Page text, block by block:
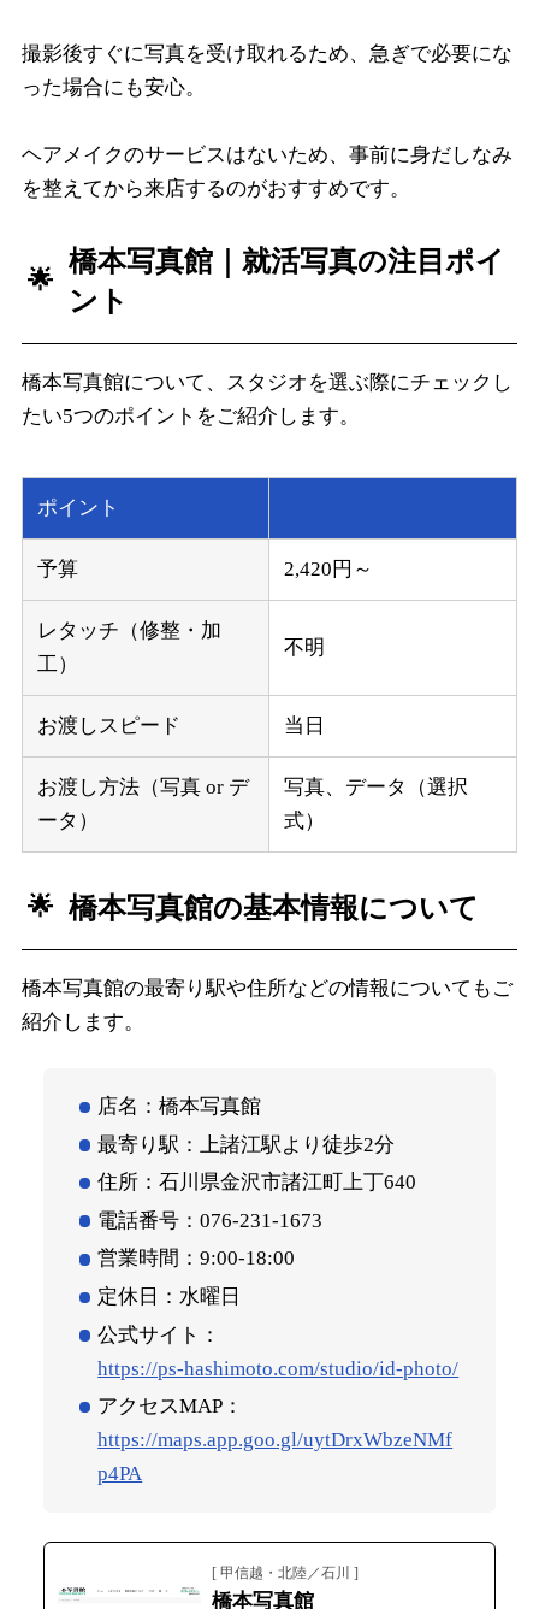
撮影後すぐに写真を受け取れるため、急ぎで必要にな
った場合にも安心。
ヘアメイクのサービスはないため、事前に身だしなみ
を整えてから来店するのがおすすめです。
橋本写真館 ｜就活写真の注目ポイ
ント
橋本写真館について、スタジオを選ぶ際にチェックし
たい5つのポイントをご紹介します。
ポイント
予算 2,420円～
レタッチ（修整・加
工）
不明
お渡しスピード 当日
お渡し方法（写真 or デ
ータ）
写真、データ（選択
式）
橋本写真館の基本情報について
橋本写真館の最寄り駅や住所などの情報についてもご
紹介します。
店名：橋本写真館
最寄り駅：上諸江駅より徒歩2分
住所：石川県金沢市諸江町上丁640
電話番号：076-231-1673
営業時間：9:00‐18:00
定休日：水曜日
公式サイト：
https://ps-hashimoto.com/studio/id-photo/
アクセスMAP：
https://maps.app.goo.gl/uytDrxWbzeNMf
p4PA
[ 甲信越・北陸／石川 ]
橋本写真館